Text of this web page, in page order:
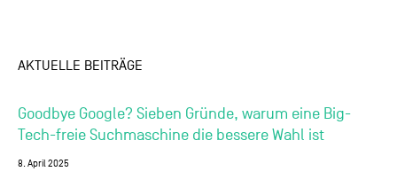
AKTUELLE BEITRÄGE
Goodbye Google? Sieben Gründe, warum eine Big-
Tech-freie Suchmaschine die bessere Wahl ist
8. April 2025